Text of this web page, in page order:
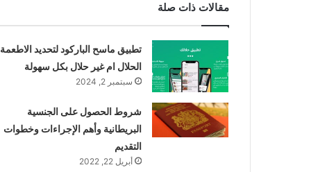
مقالات ذات صلة
تطبيق ماسح الباركود لتحديد الاطعمة
الحلال ام غير حلال بكل سهولة
سبتمبر 2, 2024
شروط الحصول على الجنسية
البريطانية وأهم الإجراءات وخطوات
التقديم
أبريل 22, 2022